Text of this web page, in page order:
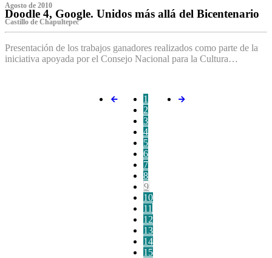
Agosto de 2010
Doodle 4, Google. Unidos más allá del Bicentenario
Castillo de Chapultepec
Presentación de los trabajos ganadores realizados como parte de la
iniciativa apoyada por el Consejo Nacional para la Cultura…
1
2
3
4
5
6
7
8
9
10
11
12
13
14
15